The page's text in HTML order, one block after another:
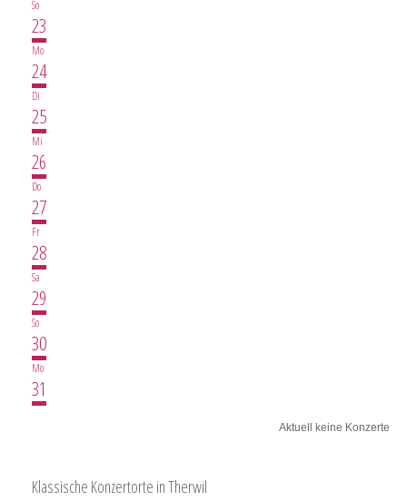
So
23
Mo
24
Di
25
Mi
26
Do
27
Fr
28
Sa
29
So
30
Mo
31
Aktuell keine Konzerte
Klassische Konzertorte in Therwil